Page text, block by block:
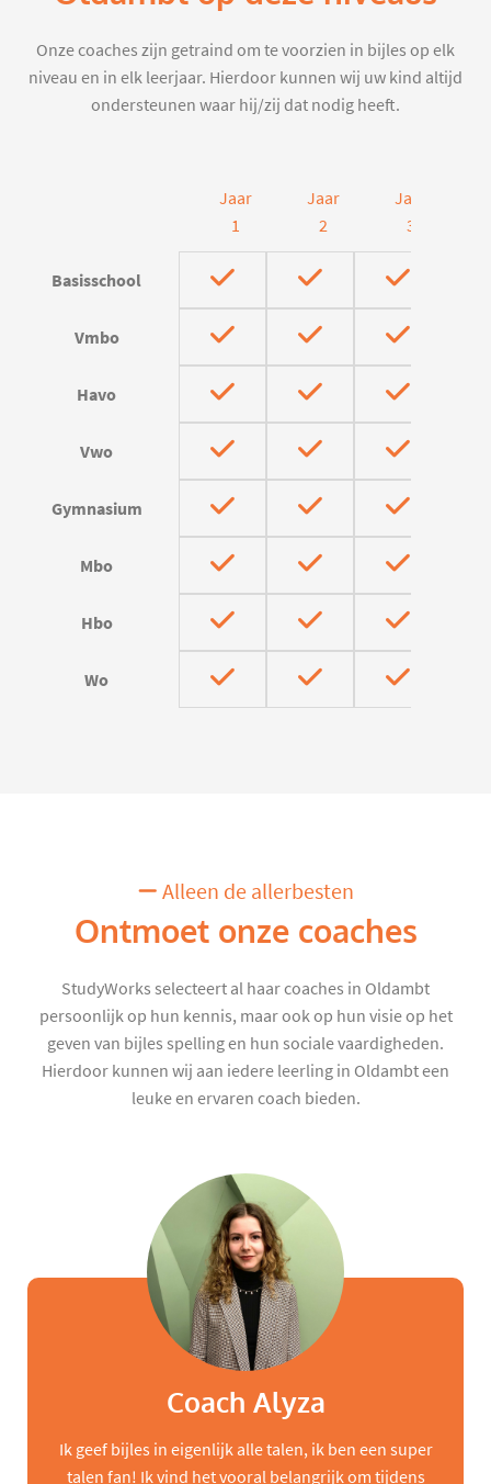
Onze coaches zijn getraind om te voorzien in bijles op elk
niveau en in elk leerjaar. Hierdoor kunnen wij uw kind altijd
ondersteunen waar hij/zij dat nodig heeft.
Jaar
1
Jaar
2
Jaar
3
Basisschool
Vmbo
Havo
Vwo
Gymnasium
Mbo
Hbo
Wo
Alleen de allerbesten
Ontmoet onze coaches
StudyWorks selecteert al haar coaches in Oldambt
persoonlijk op hun kennis, maar ook op hun visie op het
geven van bijles spelling en hun sociale vaardigheden.
Hierdoor kunnen wij aan iedere leerling in Oldambt een
leuke en ervaren coach bieden.
Coach Alyza
Ik geef bijles in eigenlijk alle talen, ik ben een super
talen fan! Ik vind het vooral belangrijk om tijdens